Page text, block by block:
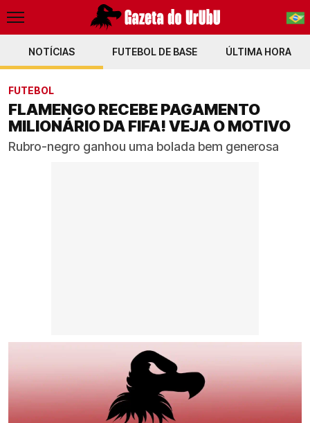
PT-BR
NOTÍCIAS FUTEBOL DE BASE ÚLTIMA HORA
FUTEBOL
FLAMENGO RECEBE PAGAMENTO
MILIONÁRIO DA FIFA! VEJA O MOTIVO
Rubro-negro ganhou uma bolada bem generosa